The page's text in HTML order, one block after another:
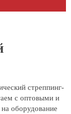
стреппинг-
с оптовыми и
оборудование